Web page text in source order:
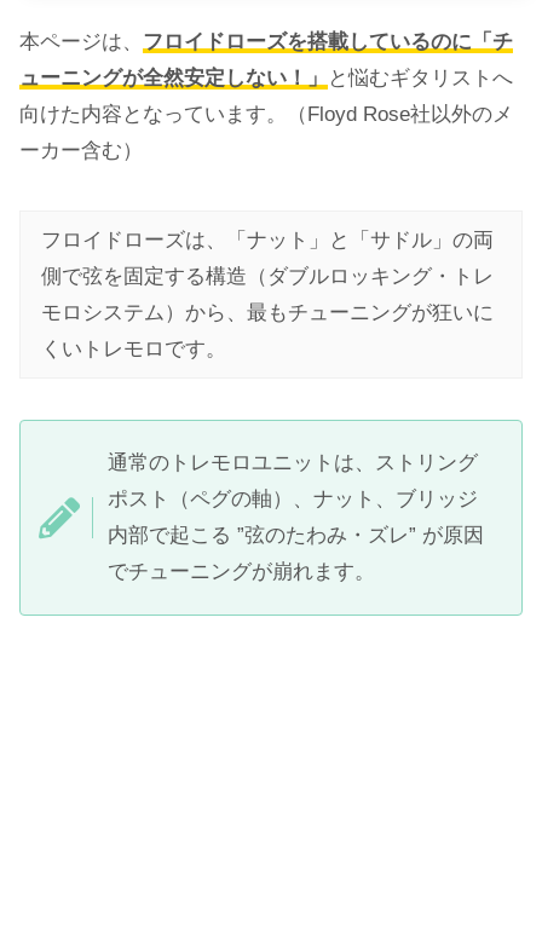
本ページは、 フロイドローズを搭載しているのに「チ
ューニングが全然安定しない！」
と悩むギタリストへ
向けた内容となっています。（Floyd Rose社以外のメ
ーカー含む）
フロイドローズは、「ナット」と「サドル」の両
側で弦を固定する構造（ダブルロッキング・トレ
モロシステム）から、最もチューニングが狂いに
くいトレモロです。
通常のトレモロユニットは、ストリング
ポスト（ペグの軸）、ナット、ブリッジ
内部で起こる ”弦のたわみ・ズレ” が原因
でチューニングが崩れます。